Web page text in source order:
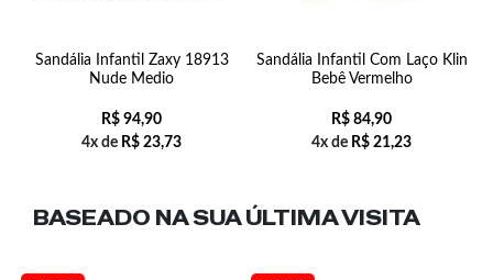
Sandália Infantil Zaxy 18913
Nude Medio
R$ 94,90
4x de R$ 23,73
Sandália Infantil Com Laço Klin
Bebê Vermelho
R$ 84,90
4x de R$ 21,23
BASEADO NA SUAÚLTIMA VISITA